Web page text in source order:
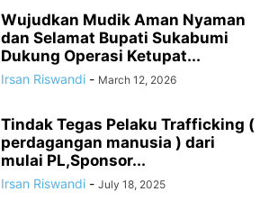
Wujudkan Mudik Aman Nyaman
dan Selamat Bupati Sukabumi
Dukung Operasi Ketupat...
Irsan Riswandi - March 12, 2026
Tindak Tegas Pelaku Trafficking (
perdagangan manusia ) dari
mulai PL,Sponsor...
Irsan Riswandi - July 18, 2025